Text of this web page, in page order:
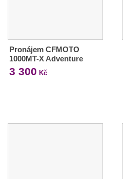
Pronájem CFMOTO
1000MT-X Adventure
3 300 Kč